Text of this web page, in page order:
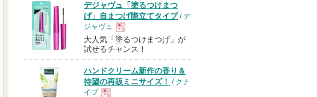
デジャヴュ「塗るつけまつ
げ」自まつげ際立てタイプ/ デ
ジャヴュ
現
品
大人気「塗るつけまつげ」が
試せるチャンス！
ハンドクリーム新作の香り＆
待望の再販ミニサイズ！ / クナ
イプ